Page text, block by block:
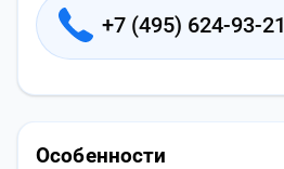
+7 (495) 624-93-21
Особенности